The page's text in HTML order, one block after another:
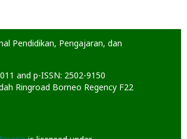
Pendidikan, Pengajaran, dan
and p-ISSN: 2502-9150
Ringroad Borneo Regency F22